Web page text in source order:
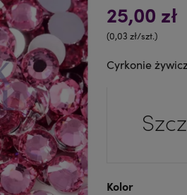
25,00 zł
(0,03 zł/szt.)
Cyrkonie
Kolor